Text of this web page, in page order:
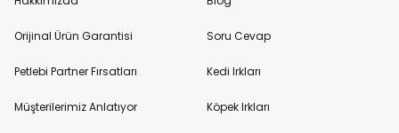
Orijinal Ürün Garantisi
Petlebi Partner Fırsatları
Müşterilerimiz Anlatıyor
Soru Cevap
Kedi Irkları
Köpek Irkları